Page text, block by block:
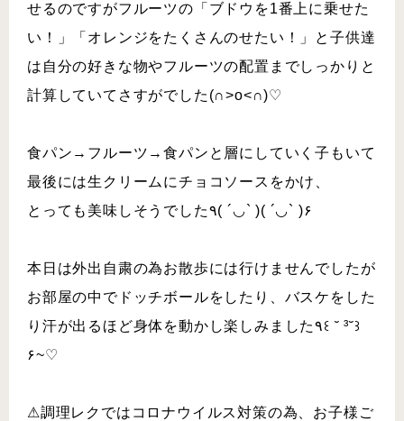
せるのですがフルーツの「ブドウを1番上に乗せた
い！」「オレンジをたくさんのせたい！」と子供達
は自分の好きな物やフルーツの配置までしっかりと
計算していてさすがでした(∩˃o˂∩)♡
食パン→フルーツ→食パンと層にしていく子もいて
最後には生クリームにチョコソースをかけ、
とっても美味しそうでした٩( ´◡` )( ´◡` )۶
本日は外出自粛の為お散歩には行けませんでしたが
お部屋の中でドッチボールをしたり、バスケをした
り汗が出るほど身体を動かし楽しみました٩꒰ ˘ ³˘꒱
۶~♡
⚠︎調理レクではコロナウイルス対策の為、お子様ご